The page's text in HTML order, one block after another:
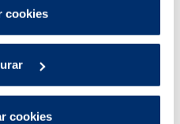
en nuestra
cookies
cookies
estas inspecciones. El
incrementa
en la toma de
valorar los diferentes
de mantenimiento o